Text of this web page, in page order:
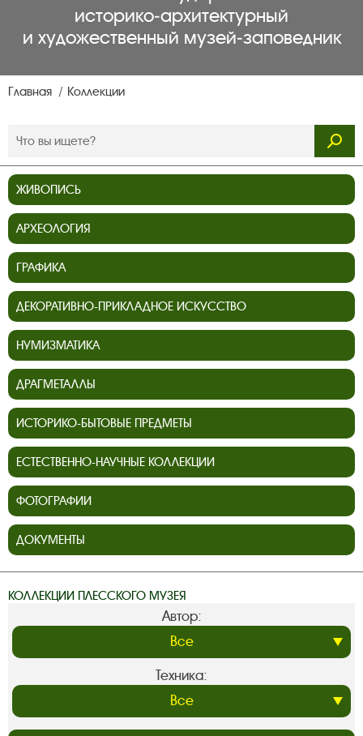
историко‑архитектурный
и художественный музей‑заповедник
Главная Коллекции
ЖИВОПИСЬ
АРХЕОЛОГИЯ
ГРАФИКА
ДЕКОРАТИВНО-ПРИКЛАДНОЕ ИСКУССТВО
НУМИЗМАТИКА
ДРАГМЕТАЛЛЫ
ИСТОРИКО-БЫТОВЫЕ ПРЕДМЕТЫ
ЕСТЕСТВЕННО-НАУЧНЫЕ КОЛЛЕКЦИИ
ФОТОГРАФИИ
ДОКУМЕНТЫ
КОЛЛЕКЦИИ ПЛЕССКОГО МУЗЕЯ
Автор:
Техника: